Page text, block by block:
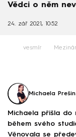
Vědci o něm
24. zář 2021, 10:52
vesmír
Michaela
Michaela přišla do
během svého
Věnovala se